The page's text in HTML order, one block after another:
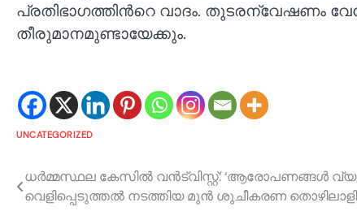
പ്രതിഭാഗത്തിന്‍റെ വാദം. തുടരന്വേഷണം
തീരുമാനമുണ്ടായേക്കും.
UNCATEGORIZED
Post
navigation
ധര്‍മ്മസ്ഥല കേസിൽ വന്‍ട്വിസ്റ്റ്: ‘ആരോപണങ്ങള്‍
വെളിപ്പെടുത്തല്‍ നടത്തിയ മുൻ ശുചീകരണ തൊഴിലാളി